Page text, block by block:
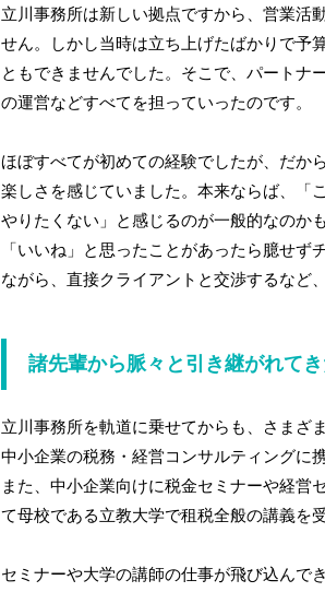
立川事務所は新しい拠点ですから、営業活
せん。しかし当時は立ち上げたばかりで予
ともできませんでした。そこで、パートナ
の運営などすべてを担っていったのです。
ほぼすべてが初めての経験でしたが、だか
楽しさを感じていました。本来ならば、「
やりたくない」と感じるのが一般的なのか
「いいね」と思ったことがあったら臆せ
ながら、直接クライアントと交渉するなど
諸先輩から脈々と引き継がれて
立川事務所を軌道に乗せてからも、さまざ
中小企業の税務・経営コンサルティングに
また、中小企業向けに税金セミナーや経営
て母校である立教大学で租税全般の講義を
セミナーや大学の講師の仕事が飛び込んで